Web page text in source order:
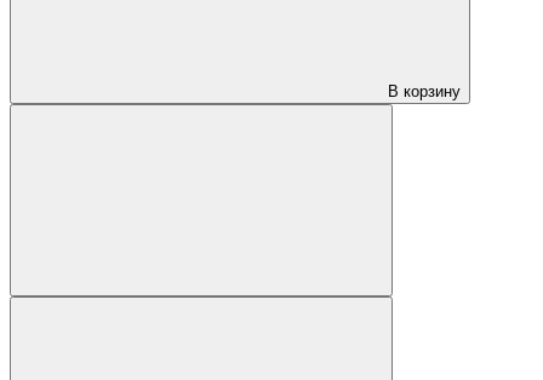
В корзину